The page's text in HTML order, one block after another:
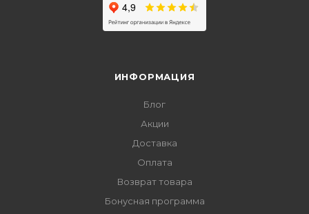
ИНФОРМАЦИЯ
Блог
Акции
Доставка
Оплата
Возврат товара
Бонусная программа